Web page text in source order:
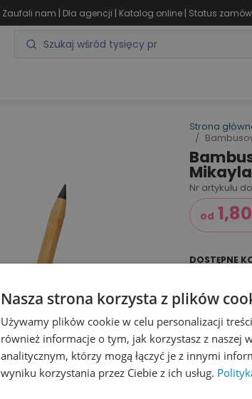
Zaufali nam | Dla agencji | Katalog online | Status
Strona
Nr artykułu
od 1,80
DOSTĘPNE
Nasza strona korzysta z plików
Używamy plików cookie w celu personalizacji
również informacje o tym, jak korzystasz z
analitycznym, którzy mogą łączyć je z innymi
wyniku korzystania przez Ciebie z ich usług.